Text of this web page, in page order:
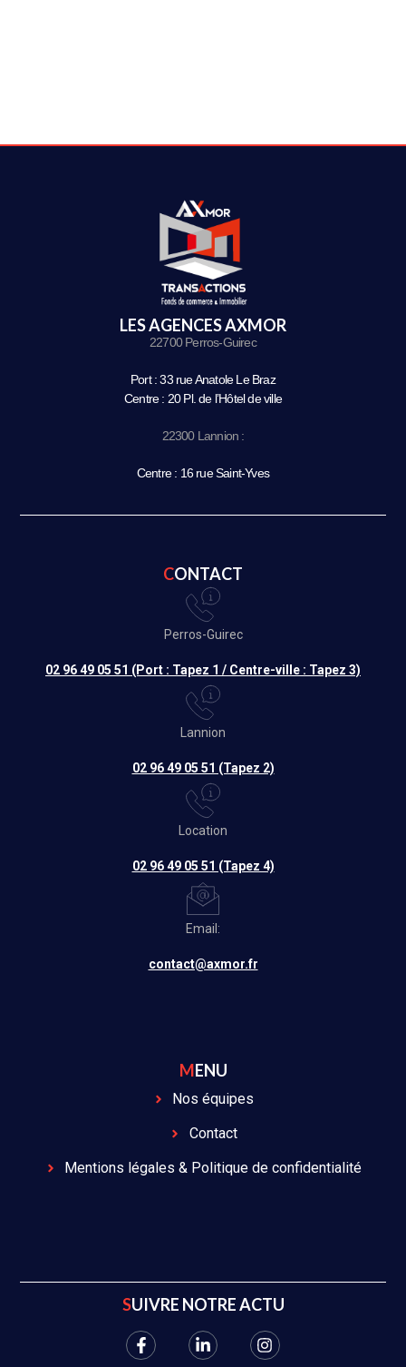
LES AGENCES AXMOR
22700 Perros-Guirec
Port : 33 rue Anatole Le Braz
Centre : 20 Pl. de l’Hôtel de ville
22300 Lannion :
Centre : 16 rue Saint-Yves
CONTACT
Perros-Guirec
02 96 49 05 51 (Port : Tapez 1 / Centre-ville : Tapez 3)
Lannion
02 96 49 05 51 (Tapez 2)
Location
02 96 49 05 51 (Tapez 4)
Email:
contact@axmor.fr
MENU
Nos équipes
Contact
Mentions légales & Politique de confidentialité
SUIVRE NOTRE ACTU